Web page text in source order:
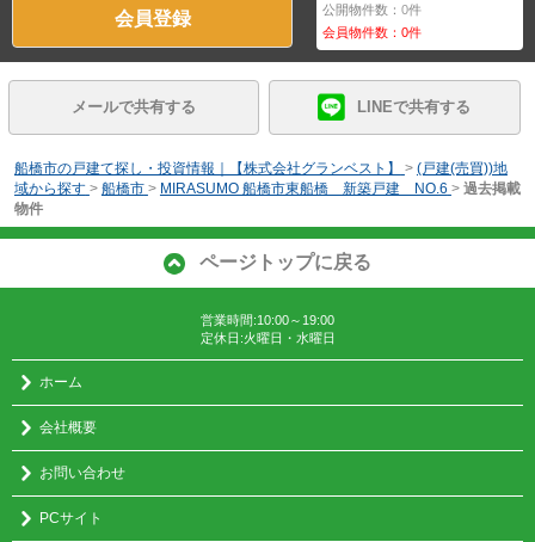
会員登録 公開物件数：0件
会員物件数：0件
メールで共有する LINEで共有する
船橋市の戸建て探し・投資情報｜【株式会社グランベスト】 > (戸建(売買))地
域から探す > 船橋市 > MIRASUMO 船橋市東船橋 新築戸建 NO.6 > 過去掲載
物件
ページトップに戻る
営業時間:10:00～19:00
定休日:火曜日・水曜日
ホーム
会社概要
お問い合わせ
PCサイト